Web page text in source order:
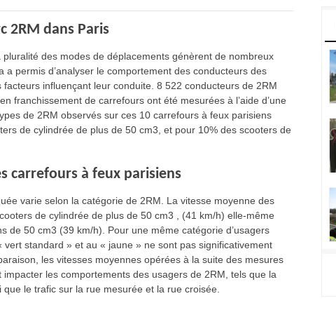
2RM dans Paris
des modes de déplacements génèrent de nombreux
permis d’analyser le comportement des conducteurs des
influençant leur conduite. 8 522 conducteurs de 2RM
franchissement de carrefours ont été mesurées à l’aide d’une
de 2RM observés sur ces 10 carrefours à feux parisiens
de cylindrée de plus de 50 cm3, et pour 10% des scooters de
carrefours à feux parisiens
varie selon la catégorie de 2RM. La vitesse moyenne des
de cylindrée de plus de 50 cm3 , (41 km/h) elle-même
de 50 cm3 (39 km/h). Pour une même catégorie d’usagers
standard » et au « jaune » ne sont pas significativement
les vitesses moyennes opérées à la suite des mesures
les comportements des usagers de 2RM, tels que la
le trafic sur la rue mesurée et la rue croisée.